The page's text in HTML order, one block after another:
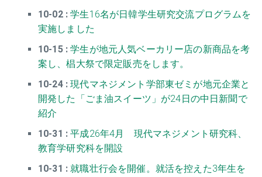
10-02 :学生16名が日韓学生研究交流プログラムを
実施しました
10-15 :学生が地元人気ベーカリー店の新商品を考
案し、椙大祭で限定販売をします。
10-24 :現代マネジメント学部東ゼミが地元企業と
開発した「ごま油スイーツ」が24日の中日新聞で
紹介
10-31 :平成26年4月 現代マネジメント研究科、
教育学研究科を開設
10-31 :就職壮行会を開催。就活を控えた3年生を